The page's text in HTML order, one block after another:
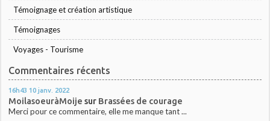
Témoignage et création artistique
Témoignages
Voyages - Tourisme
Commentaires récents
16h43 10 janv. 2022
MoilasoeuràMoije sur Brassées de courage
Merci pour ce commentaire, elle me manque tant ...